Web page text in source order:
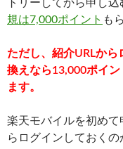
トリーしてから申し込
規は7,000ポイント も
ただし、紹介URLから
換えなら13,000ポイ
ます。
楽天モバイルを初め
らログインしておくの